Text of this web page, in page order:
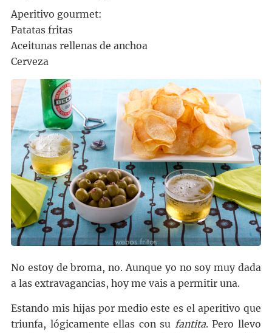
Aperitivo gourmet:
Patatas fritas
Aceitunas rellenas de anchoa
Cerveza
No estoy de broma, no. Aunque yo no soy muy dada
a las extravagancias, hoy me vais a permitir una.
Estando mis hijas por medio este es el aperitivo que
triunfa, lógicamente ellas con su fantita. Pero llevo